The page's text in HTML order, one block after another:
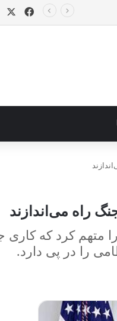
فیس
راه می‌اندازند
متهم کرد که
را در پی دارد.